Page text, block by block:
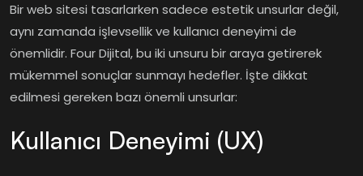
Bir web sitesi tasarlarken sadece estetik unsurlar değil,
aynı zamanda işlevsellik ve kullanıcı deneyimi de
önemlidir. Four Dijital, bu iki unsuru bir araya getirerek
mükemmel sonuçlar sunmayı hedefler. İşte dikkat
edilmesi gereken bazı önemli unsurlar:
Kullanıcı Deneyimi (UX)